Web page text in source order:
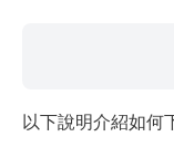
以下說明介紹如何